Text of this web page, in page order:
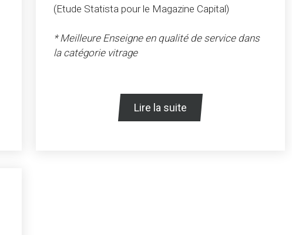
(Etude Statista pour le Magazine Capital)
* Meilleure Enseigne en qualité de service dans
la catégorie vitrage
Lire la suite